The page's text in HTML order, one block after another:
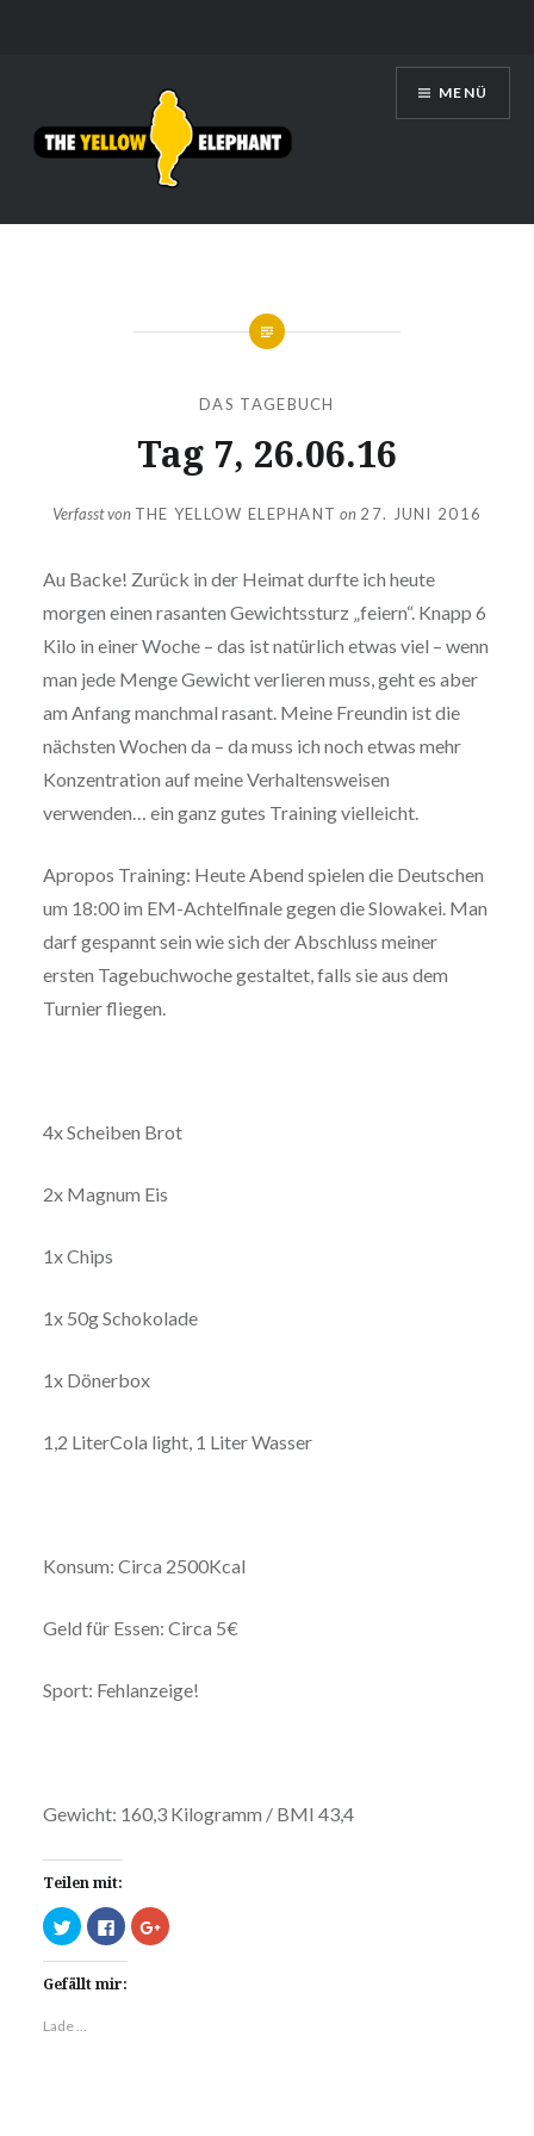
springen
THE YELLOW ELEPHANT
MENÜ
DAS TAGEBUCH
Tag 7, 26.06.16
Verfasst von THE YELLOW ELEPHANT on 27. JUNI 2016
Au Backe! Zurück in der Heimat durfte ich heute
morgen einen rasanten Gewichtssturz „feiern“. Knapp 6
Kilo in einer Woche – das ist natürlich etwas viel – wenn
man jede Menge Gewicht verlieren muss, geht es aber
am Anfang manchmal rasant. Meine Freundin ist die
nächsten Wochen da – da muss ich noch etwas mehr
Konzentration auf meine Verhaltensweisen
verwenden… ein ganz gutes Training vielleicht.
Apropos Training: Heute Abend spielen die Deutschen
um 18:00 im EM-Achtelfinale gegen die Slowakei. Man
darf gespannt sein wie sich der Abschluss meiner
ersten Tagebuchwoche gestaltet, falls sie aus dem
Turnier fliegen.
4x Scheiben Brot
2x Magnum Eis
1x Chips
1x 50g Schokolade
1x Dönerbox
1,2 LiterCola light, 1 Liter Wasser
Konsum: Circa 2500Kcal
Geld für Essen: Circa 5€
Sport: Fehlanzeige!
Gewicht: 160,3 Kilogramm / BMI 43,4
Teilen mit:
Klick,
um
über
Twitter
zu
teilen
in
neuem
Klick,
um
Facebook
zu
teilen
Zum
Teilen
Gefällt mir:
Lade …